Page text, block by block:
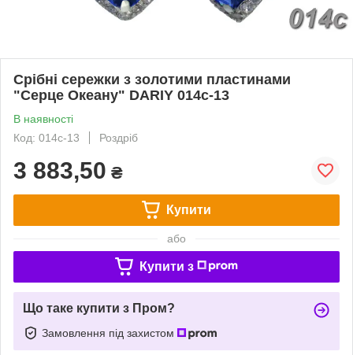
Срібні сережки з золотими пластинами
"Серце Океану" DARIY 014с-13
В наявності
Код: 014с-13
Роздріб
3 883,50 ₴
Купити
або
Купити з
Що таке купити з Пром?
Замовлення під захистом